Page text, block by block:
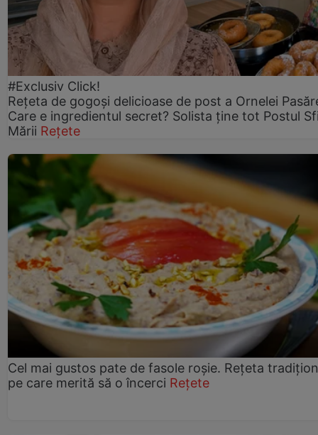
#Exclusiv Click!
Rețeta de gogoşi delicioase de post a Ornelei
Care e ingredientul secret? Solista ține tot Postul
Mării Rețete
Cel mai gustos pate de fasole roșie. Rețeta
pe care merită să o încerci Rețete